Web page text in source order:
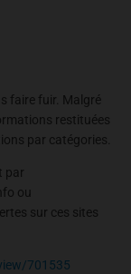
faire fuir. Malgré
restituées
par catégories.
par
ou
sur ces sites
701535